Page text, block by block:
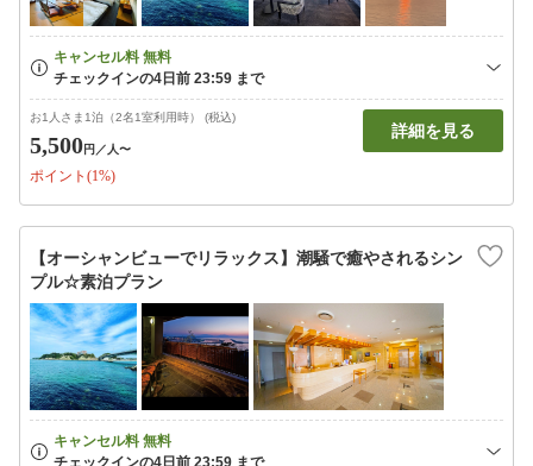
お1人さま1泊（2名1室利用時） (税込)
5,500円 ／人〜
ポイント(1%)
詳細を見る
【オーシャンビューでリラックス】潮騒で癒やされるシン
プル☆素泊プラン